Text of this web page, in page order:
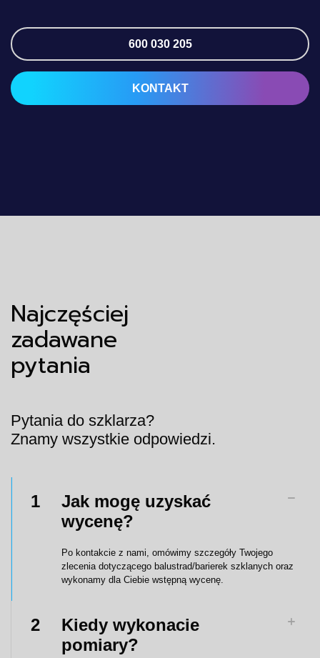
600 030 205
KONTAKT
Najczęściej
zadawane
pytania
Pytania do szklarza?
Znamy wszystkie odpowiedzi.
1
Jak mogę uzyskać
wycenę?
Po kontakcie z nami, omówimy szczegóły Twojego
zlecenia dotyczącego balustrad/barierek szklanych oraz
wykonamy dla Ciebie wstępną wycenę.
2
Kiedy wykonacie
pomiary?